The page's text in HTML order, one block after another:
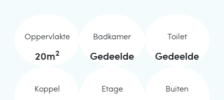
Oppervlakte
20m2
Badkamer
Gedeelde
Toilet
Gedeelde
Koppel Etage Buiten